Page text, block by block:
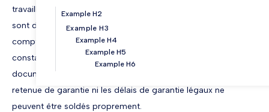
travaillé : certaines malfaçons apparaissent à l'usage, d'autres
sont des non-conformités mineures au descriptif. Ce qui
compte, c'est la manière dont ces réserves sont traitées et
constatées. Le procès-verbal de levée de réserves est le
document qui formalise cette étape finale. Sans lui, ni la
retenue de garantie ni les délais de garantie légaux ne
peuvent être soldés proprement.
Example H2
Example H3
Example H4
Example H5
Example H6